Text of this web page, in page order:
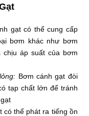
gạt có thể cung cấp
bơm khác như bơm
chịu áp suất của bơm
Bơm cánh gạt đòi
tạp chất lớn để tránh
có thể phát ra tiếng ồn